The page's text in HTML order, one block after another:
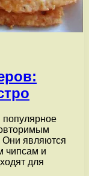
Они являются
чипсам и
для